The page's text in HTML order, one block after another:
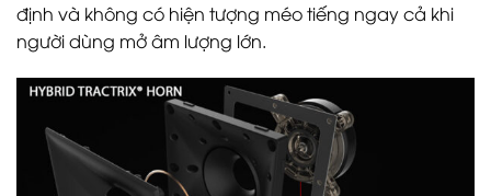
định và không có hiện tượng méo tiếng ngay cả khi
người dùng mở âm lượng lớn.